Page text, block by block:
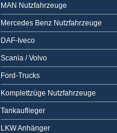
MAN Nutzfahrzeuge
Mercedes Benz Nutzfahrzeuge
DAF-Iveco
Scania / Volvo
Ford-Trucks
Komplettzüge Nutzfahrzeuge
Tankauflieger
LKW Anhänger